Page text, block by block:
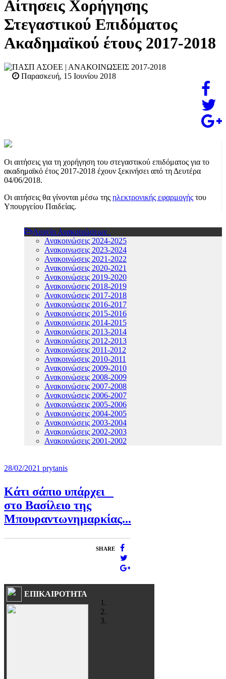
Αίτησεις Χορήγησης
Στεγαστικού Επιδόματος
Ακαδημαϊκού έτους 2017-2018
ΠΑΣΠ ΑΣΟΕΕ | ΑΝΑΚΟΙΝΩΣΕΙΣ 2017-2018
Παρασκευή, 15 Ιουνίου 2018
Οι αιτήσεις για τη χορήγηση του στεγαστικού επιδόματος για το
ακαδημαϊκό έτος 2017-2018 έχουν ξεκινήσει από τη Δευτέρα
04/06/2018.
Οι αιτήσεις θα γίνονται μέσω της ηλεκτρονικής εφαρμογής του
Υπουργείου Παιδείας.
Αρχείο Ανακοινώσεων
Ανακοινώσεις 2024-2025
Ανακοινωσεις 2023-2024
Ανακοινώσεις 2021-2022
Ανακοινώσεις 2020-2021
Ανακοινώσεις 2019-2020
Ανακοινώσεις 2018-2019
Ανακοινώσεις 2017-2018
Ανακοινώσεις 2016-2017
Ανακοινώσεις 2015-2016
Ανακοινώσεις 2014-2015
Ανακοινώσεις 2013-2014
Ανακοινώσεις 2012-2013
Ανακοινώσεις 2011-2012
Ανακοινώσεις 2010-2011
Ανακοινώσεις 2009-2010
Ανακοινώσεις 2008-2009
Ανακοινώσεις 2007-2008
Ανακοινώσεις 2006-2007
Ανακοινώσεις 2005-2006
Ανακοινώσεις 2004-2005
Ανακοινώσεις 2003-2004
Ανακοινώσεις 2002-2003
Ανακοινώσεις 2001-2002
28/02/2021 prytanis
Κάτι σάπιο υπάρχει
στο Βασίλειο της
Μπουραντωνημαρκίας...
SHARE
ΕΠΙΚΑΙΡΟΤΗΤΑ